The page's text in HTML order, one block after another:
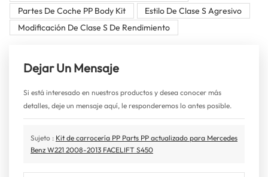
Partes De Coche PP Body Kit
Estilo De Clase S Agresivo
Modificación De Clase S De Rendimiento
Dejar Un Mensaje
Si está interesado en nuestros productos y desea conocer más
detalles, deje un mensaje aquí, le responderemos lo antes posible.
Sujeto : Kit de carrocería PP Parts PP actualizado para Mercedes
Benz W221 2008-2013 FACELIFT S450